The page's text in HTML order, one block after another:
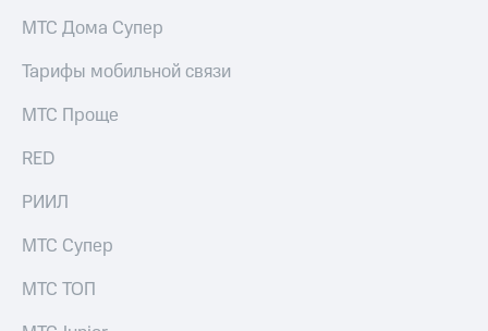
МТС Дома Супер
Тарифы мобильной связи
МТС Проще
RED
РИИЛ
МТС Супер
МТС ТОП